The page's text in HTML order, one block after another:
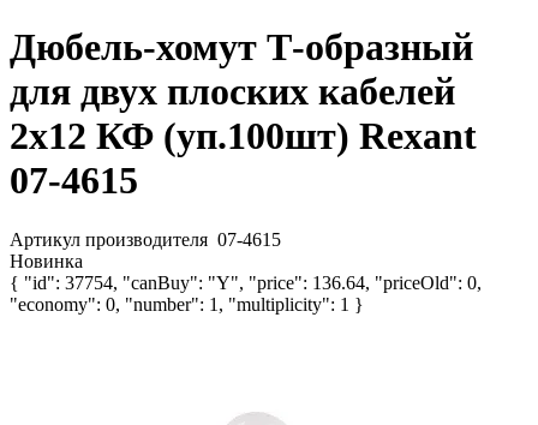
Дюбель-хомут Т-образный
для двух плоских кабелей
2х12 КФ (уп.100шт) Rexant
07-4615
Артикул производителя 07-4615
Новинка
{ "id": 37754, "canBuy": "Y", "price": 136.64, "priceOld": 0,
"economy": 0, "number": 1, "multiplicity": 1 }